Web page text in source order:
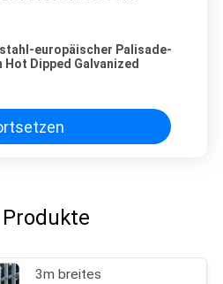
europäischer Palisade-
Hot Dipped Galvanized
3m breites